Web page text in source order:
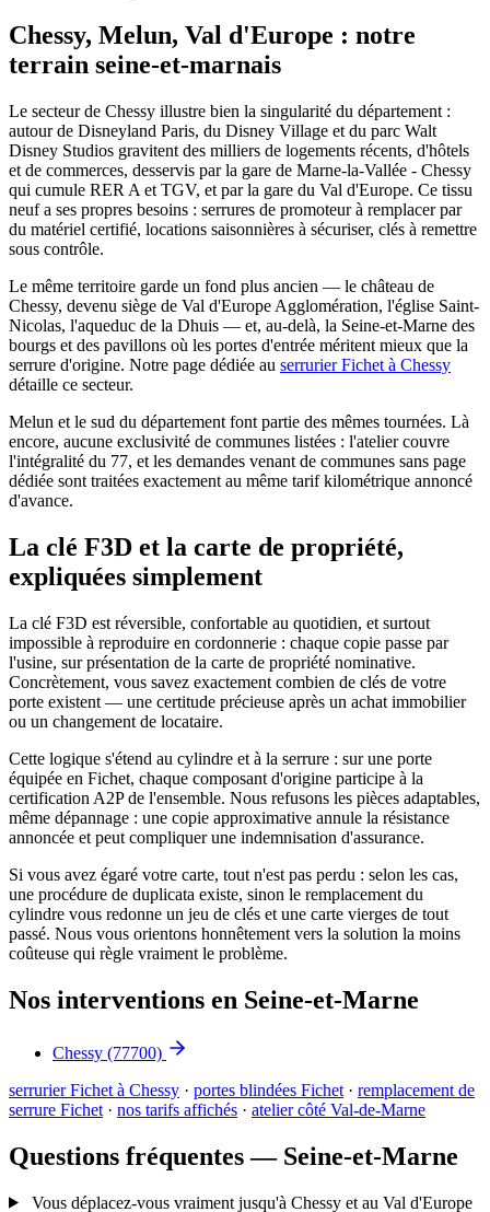
Chessy, Melun, Val d'Europe : notre
terrain seine-et-marnais
Le secteur de Chessy illustre bien la singularité du département :
autour de Disneyland Paris, du Disney Village et du parc Walt
Disney Studios gravitent des milliers de logements récents, d'hôtels
et de commerces, desservis par la gare de Marne-la-Vallée - Chessy
qui cumule RER A et TGV, et par la gare du Val d'Europe. Ce tissu
neuf a ses propres besoins : serrures de promoteur à remplacer par
du matériel certifié, locations saisonnières à sécuriser, clés à remettre
sous contrôle.
Le même territoire garde un fond plus ancien — le château de
Chessy, devenu siège de Val d'Europe Agglomération, l'église Saint-
Nicolas, l'aqueduc de la Dhuis — et, au-delà, la Seine-et-Marne des
bourgs et des pavillons où les portes d'entrée méritent mieux que la
serrure d'origine. Notre page dédiée au serrurier Fichet à Chessy
détaille ce secteur.
Melun et le sud du département font partie des mêmes tournées. Là
encore, aucune exclusivité de communes listées : l'atelier couvre
l'intégralité du 77, et les demandes venant de communes sans page
dédiée sont traitées exactement au même tarif kilométrique annoncé
d'avance.
La clé F3D et la carte de propriété,
expliquées simplement
La clé F3D est réversible, confortable au quotidien, et surtout
impossible à reproduire en cordonnerie : chaque copie passe par
l'usine, sur présentation de la carte de propriété nominative.
Concrètement, vous savez exactement combien de clés de votre
porte existent — une certitude précieuse après un achat immobilier
ou un changement de locataire.
Cette logique s'étend au cylindre et à la serrure : sur une porte
équipée en Fichet, chaque composant d'origine participe à la
certification A2P de l'ensemble. Nous refusons les pièces adaptables,
même dépannage : une copie approximative annule la résistance
annoncée et peut compliquer une indemnisation d'assurance.
Si vous avez égaré votre carte, tout n'est pas perdu : selon les cas,
une procédure de duplicata existe, sinon le remplacement du
cylindre vous redonne un jeu de clés et une carte vierges de tout
passé. Nous vous orientons honnêtement vers la solution la moins
coûteuse qui règle vraiment le problème.
Nos interventions en Seine-et-Marne
Chessy (77700)
serrurier Fichet à Chessy · portes blindées Fichet · remplacement de
serrure Fichet · nos tarifs affichés · atelier côté Val-de-Marne
Questions fréquentes — Seine-et-Marne
Vous déplacez-vous vraiment jusqu'à Chessy et au Val d'Europe